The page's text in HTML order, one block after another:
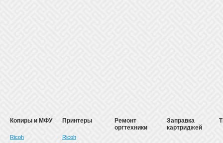
Копиры и МФУ
Ricoh
Принтеры
Ricoh
Ремонт
оргтехники
Заправка
картриджей